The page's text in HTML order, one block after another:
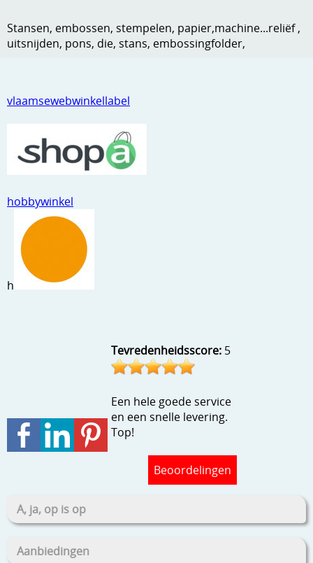
Merken
Papier en karton
Ribbelaar
Speciaal papier
Stans machine en embossing machines
Stempels en zo
vlaamsewebwinkellabel
hobbywinkel
h
Tevredenheidsscore: 5
Een hele goede service
en een snelle levering.
Top!
Beoordelingen
A, ja, op is op
Aanbiedingen
Stansen, embossen, stempelen, papier,machine...reliëf ,
uitsnijden, pons, die, stans, embossingfolder,